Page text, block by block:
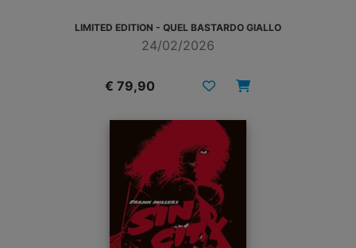
LIMITED EDITION - QUEL BASTARDO GIALLO
24/02/2026
€ 79,90